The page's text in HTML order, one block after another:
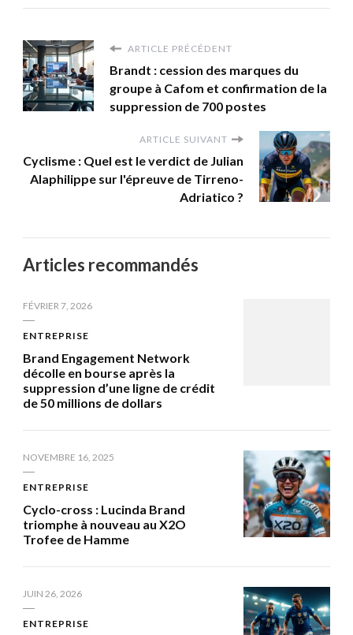
ARTICLE PRÉCÉDENT
Brandt : cession des marques du
groupe à Cafom et confirmation de la
suppression de 700 postes
ARTICLE SUIVANT
Cyclisme : Quel est le verdict de Julian
Alaphilippe sur l'épreuve de Tirreno-
Adriatico ?
Articles recommandés
FÉVRIER 7, 2026
ENTREPRISE
Brand Engagement Network
décolle en bourse après la
suppression d’une ligne de crédit
de 50 millions de dollars
NOVEMBRE 16, 2025
ENTREPRISE
Cyclo-cross : Lucinda Brand
triomphe à nouveau au X2O
Trofee de Hamme
JUIN 26, 2026
ENTREPRISE